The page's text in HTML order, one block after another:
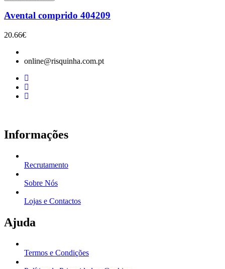
Avental comprido 404209
20.66€
online@risquinha.com.pt
Informações
Recrutamento
Sobre Nós
Lojas e Contactos
Ajuda
Termos e Condições